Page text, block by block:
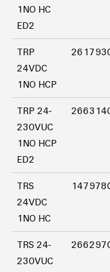
água
águas
residuais
para
a
tratamento
quadro
Serviço
de
montagem
Réguas
montadas
equipadas
1NO HC
ED2
TRP
24VDC
1NO HCP
TRP 24-
230VUC
1NO HCP
ED2
TRS
24VDC
1NO HC
TRS 24-
230VUC